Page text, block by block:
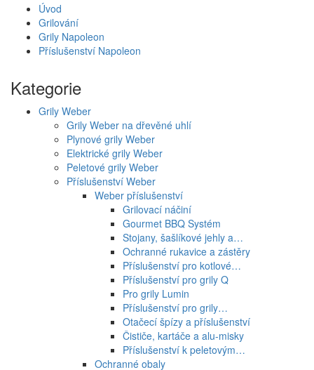
Úvod
Grilování
Grily Napoleon
Příslušenství Napoleon
Kategorie
Grily Weber
Grily Weber na dřevěné uhlí
Plynové grily Weber
Elektrické grily Weber
Peletové grily Weber
Příslušenství Weber
Weber příslušenství
Grilovací náčiní
Gourmet BBQ Systém
Stojany, šašlíkové jehly a…
Ochranné rukavice a zástěry
Příslušenství pro kotlové…
Příslušenství pro grily Q
Pro grily Lumin
Příslušenství pro grily…
Otačecí špízy a příslušenství
Čističe, kartáče a alu-misky
Příslušenství k peletovým…
Ochranné obaly